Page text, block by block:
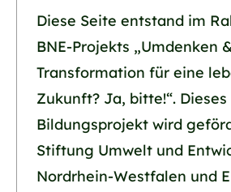
Diese Seite entstand im
BNE-Projekts „Umdenken
Transformation für eine
Zukunft? Ja, bitte!“. Dieses
Bildungsprojekt wird
Stiftung Umwelt und
Nordrhein-Westfalen und